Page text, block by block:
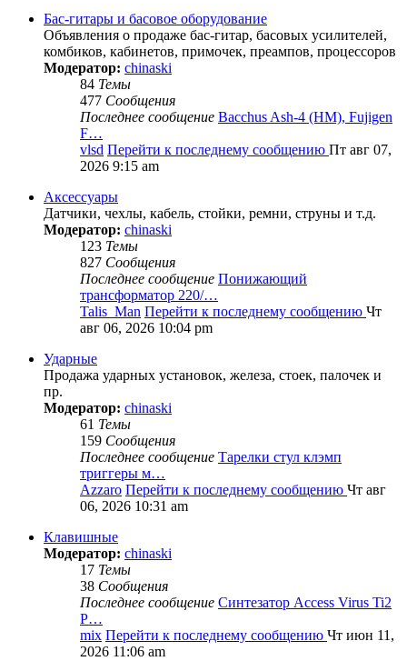
Бас-гитары и басовое оборудование
Объявления о продаже бас-гитар, басовых усилителей,
комбиков, кабинетов, примочек, преампов, процессоров
Модератор: chinaski
84 Темы
477 Сообщения
Последнее сообщение Bacchus Ash-4 (HM), Fujigen
F…
vlsd Перейти к последнему сообщению Пт авг 07,
2026 9:15 am
Аксессуары
Датчики, чехлы, кабель, стойки, ремни, струны и т.д.
Модератор: chinaski
123 Темы
827 Сообщения
Последнее сообщение Понижающий
трансформатор 220/…
Talis_Man Перейти к последнему сообщению Чт
авг 06, 2026 10:04 pm
Ударные
Продажа ударных установок, железа, стоек, палочек и
пр.
Модератор: chinaski
61 Темы
159 Сообщения
Последнее сообщение Тарелки стул клэмп
триггеры м…
Azzaro Перейти к последнему сообщению Чт авг
06, 2026 10:31 am
Клавишные
Модератор: chinaski
17 Темы
38 Сообщения
Последнее сообщение Синтезатор Access Virus Ti2
P…
mix Перейти к последнему сообщению Чт июн 11,
2026 11:06 am